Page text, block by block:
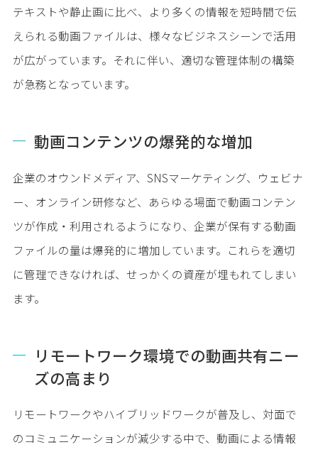
テキストや静止画に比べ、より多くの情報を短時間で伝
えられる動画ファイルは、様々なビジネスシーンで活用
が広がっています。それに伴い、適切な管理体制の構築
が急務となっています。
動画コンテンツの爆発的な増加
企業のオウンドメディア、SNSマーケティング、ウェビナ
ー、オンライン研修など、あらゆる場面で動画コンテン
ツが作成・利用されるようになり、企業が保有する動画
ファイルの量は爆発的に増加しています。これらを適切
に管理できなければ、せっかくの資産が埋もれてしまい
ます。
リモートワーク環境での動画共有ニー
ズの高まり
リモートワークやハイブリッドワークが普及し、対面で
のコミュニケーションが減少する中で、動画による情報